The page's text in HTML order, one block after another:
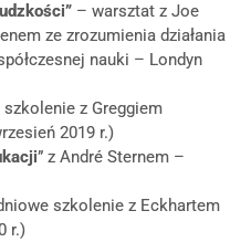
– warsztat z Joe
ze zrozumienia działania
nauki – Londyn
szkolenie z Greggiem
2019 r.)
” z André Sternem –
szkolenie z Eckhartem
r.)